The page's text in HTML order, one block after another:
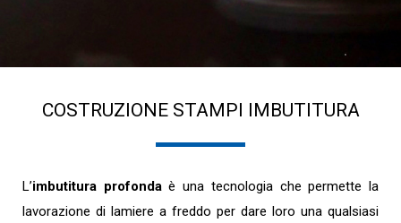
COSTRUZIONE STAMPI IMBUTITURA
L’imbutitura profondaè una tecnologia che permette la
lavorazione di lamiere a freddo per dare loro una qualsiasi